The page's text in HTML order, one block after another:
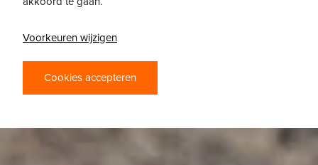
Voorkeuren wijzigen
Cookies accepteren